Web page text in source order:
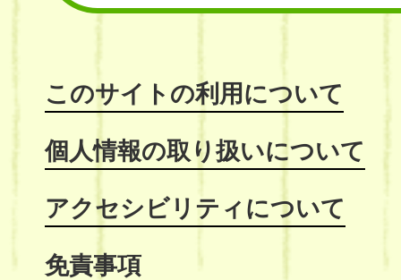
このサイトの利用について
個人情報の取り扱いについて
アクセシビリティについて
免責事項